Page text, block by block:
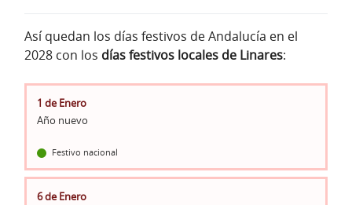
Así quedan los días festivos de Andalucía en el
2028 con los días festivos locales de Linares:
1 de Enero
Año nuevo
Festivo nacional
6 de Enero